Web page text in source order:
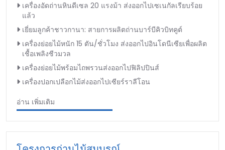
เครื่องอัดถ่านหินดีเซล 20 แรงม้า ส่งออกไปเซเนกัลเรียบร้อย
แล้ว
เยี่ยมลูกค้าชาวกานา: สายการผลิตถ่านบาร์บีคิวบิทคูต์
เครื่องย่อยไม้หนัก 15 ตัน/ชั่วโมง ส่งออกไปอินโดนีเซียเพื่อผลิต
เชื้อเพลิงชีวมวล
เครื่องย่อยไม้พร้อมไถพรวนส่งออกไปฟิลิปปินส์
เครื่องปอกเปลือกไม้ส่งออกไปเซียร์ราลีโอน
อ่าน เพิ่มเติม